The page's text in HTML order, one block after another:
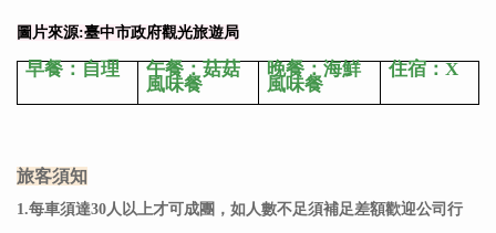
圖片來源:臺中市政府觀光旅遊局
早餐：自理 午餐：菇菇
風味餐
晚餐：海鮮
風味餐
住宿：X
旅客須知
1.每車須達30人以上才可成團，如人數不足須補足差額歡迎公司行